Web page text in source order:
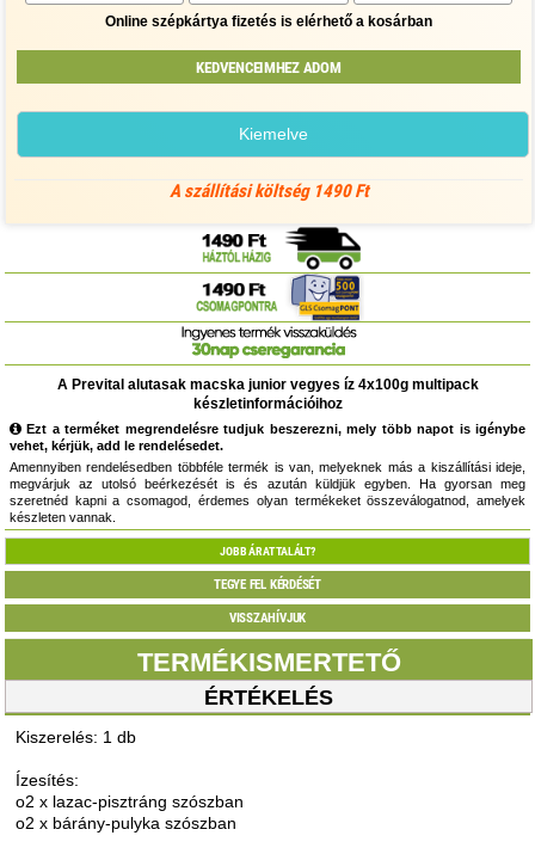
Online szépkártya fizetés is elérhető a kosárban
KEDVENCEIMHEZ ADOM
Kiemelve
A szállítási költség 1490 Ft
A Prevital alutasak macska junior vegyes íz 4x100g multipack
készletinformációihoz
Ezt a terméket megrendelésre tudjuk beszerezni, mely több napot is igénybe
vehet, kérjük, add le rendelésedet.
Amennyiben rendelésedben többféle termék is van, melyeknek más a kiszállítási ideje,
megvárjuk az utolsó beérkezését is és azután küldjük egyben. Ha gyorsan meg
szeretnéd kapni a csomagod, érdemes olyan termékeket összeválogatnod, amelyek
készleten vannak.
JOBB ÁRAT TALÁLT?
TEGYE FEL KÉRDÉSÉT
VISSZAHÍVJUK
TERMÉKISMERTETŐ
ÉRTÉKELÉS
Kiszerelés: 1 db
Ízesítés:
o2 x lazac-pisztráng szószban
o2 x bárány-pulyka szószban